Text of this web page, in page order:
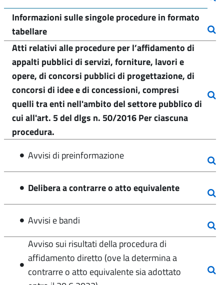
Informazioni sulle singole procedure in formato
tabellare
Atti relativi alle procedure per l’affidamento di
appalti pubblici di servizi, forniture, lavori e
opere, di concorsi pubblici di progettazione, di
concorsi di idee e di concessioni, compresi
quelli tra enti nell'ambito del settore pubblico di
cui all'art. 5 del dlgs n. 50/2016 Per ciascuna
procedura.
Avvisi di preinformazione
Delibera a contrarre o atto equivalente
Avvisi e bandi
Avviso sui risultati della procedura di
affidamento diretto (ove la determina a
contrarre o atto equivalente sia adottato